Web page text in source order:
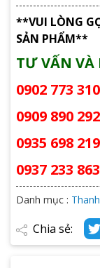
**VUI LÒNG
SẢN PHẨM**
TƯ VẤN VÀ
0902 773
0909 890
0935 698
0937 233
Danh mục :
Chia sẻ: